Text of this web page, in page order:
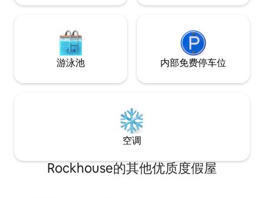
游泳池 内部免费停车位
空调
Rockhouse的其他优质度假屋